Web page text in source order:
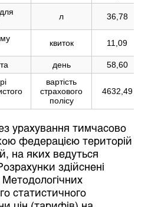
л 36,78
квиток 11,09
день 58,60
вартість
страхового
полісу
4632,49
урахування тимчасово
федерацією територій
на яких ведуться
здійснені
статистичного